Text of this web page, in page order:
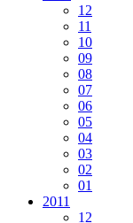
12
11
10
09
08
07
06
05
04
03
02
01
2011
12